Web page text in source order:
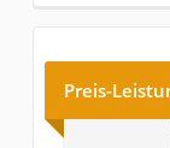
Preis-